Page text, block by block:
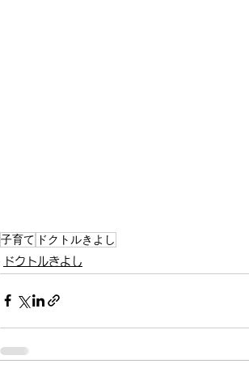
子育て ドクトルきよし
ドクトルきよし